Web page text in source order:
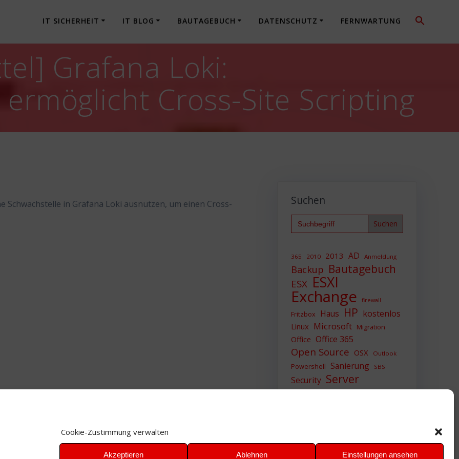
Cookie-Zustimmung verwalten
Akzeptieren Ablehnen Einstellungen ansehen
IT SICHERHEIT IT BLOG BAUTAGEBUCH DATENSCHUTZ FERNWARTUNG
Grafana Loki:
Cross-Site Scripting
in Grafana Loki ausnutzen, um einen Cross-
Suchen
Search
for:
365 2010 2013 AD Anmeldung
Backup Bautagebuch
ESX ESXI
Exchange firewall
Fritzbox Haus HP kostenlos
Linux Microsoft Migration
Office Office 365
Open Source OSX Outlook
Powershell Sanierung SBS
Security Server
Sicherheit SIEM
VMWare VPN WAZUH